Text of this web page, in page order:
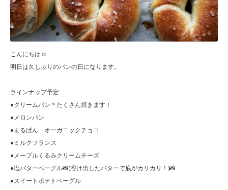
こんにちは☺︎
明日は久しぶりのパンの日になります。
ラインナップ予定
●クリームパン＊たくさん焼きます！
●メロンパン
●まるぱん オーガニックチョコ
●ミルクフランス
●メープルくるみクリームチーズ
●塩バターベーグル📸(溶け出したバターで底がカリカリ！)📸
●スイートポテトベーグル